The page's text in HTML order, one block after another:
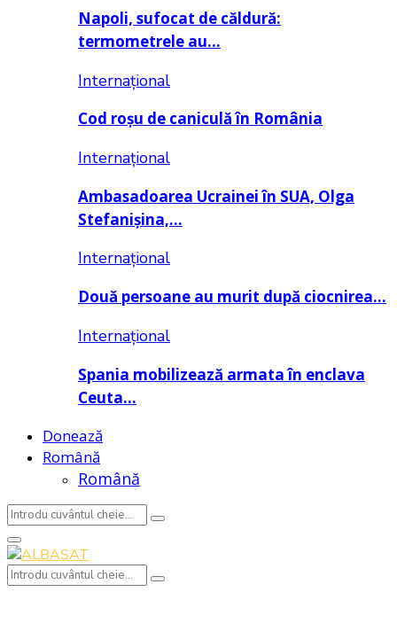
Napoli, sufocat de căldură:
termometrele au…
Internațional
Cod roșu de caniculă în România
Internațional
Ambasadoarea Ucrainei în SUA, Olga
Stefanișina,…
Internațional
Două persoane au murit după ciocnirea…
Internațional
Spania mobilizează armata în enclava
Ceuta…
Donează
Română
Română
Search
for:
Search
Primary
Menu
Search
Search